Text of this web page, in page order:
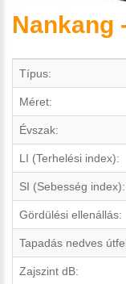
Nankang
Típus:
Méret:
Évszak:
LI (Terhelési index):
SI (Sebesség index):
Gördülési ellenállás:
Tapadás nedves
Zajszint dB: